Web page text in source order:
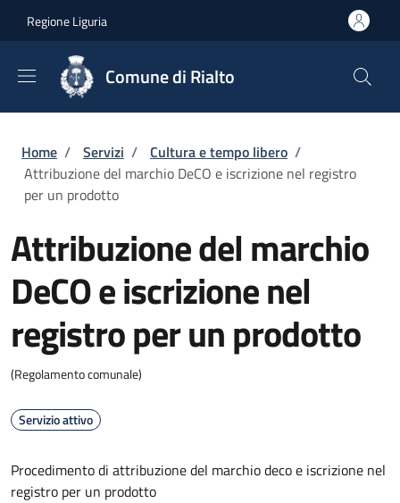
Regione Liguria
Comune di Rialto
Briciole di pane
Home / Servizi / Cultura e tempo libero /
Attribuzione del marchio DeCO e iscrizione nel registro
per un prodotto
Attribuzione del marchio
DeCO e iscrizione nel
registro per un prodotto
(Regolamento comunale)
Servizio attivo
Procedimento di attribuzione del marchio deco e iscrizione nel
registro per un prodotto